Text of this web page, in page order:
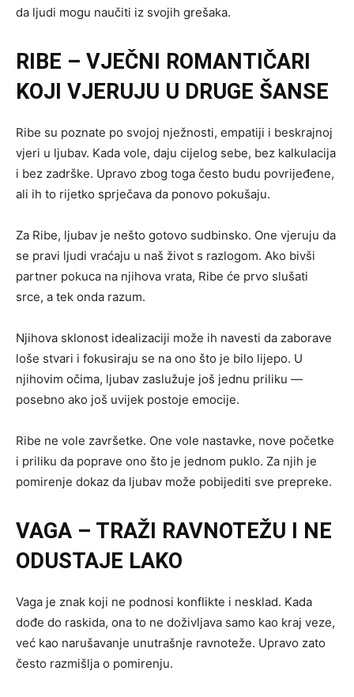
da ljudi mogu naučiti iz svojih grešaka.
RIBE – VJEČNI ROMANTIČARI
KOJI VJERUJU U DRUGE ŠANSE
Ribe su poznate po svojoj nježnosti, empatiji i beskrajnoj
vjeri u ljubav. Kada vole, daju cijelog sebe, bez kalkulacija
i bez zadrške. Upravo zbog toga često budu povrijeđene,
ali ih to rijetko sprječava da ponovo pokušaju.
Za Ribe, ljubav je nešto gotovo sudbinsko. One vjeruju da
se pravi ljudi vraćaju u naš život s razlogom. Ako bivši
partner pokuca na njihova vrata, Ribe će prvo slušati
srce, a tek onda razum.
Njihova sklonost idealizaciji može ih navesti da zaborave
loše stvari i fokusiraju se na ono što je bilo lijepo. U
njihovim očima, ljubav zaslužuje još jednu priliku —
posebno ako još uvijek postoje emocije.
Ribe ne vole završetke. One vole nastavke, nove početke
i priliku da poprave ono što je jednom puklo. Za njih je
pomirenje dokaz da ljubav može pobijediti sve prepreke.
VAGA – TRAŽI RAVNOTEŽU I NE
ODUSTAJE LAKO
Vaga je znak koji ne podnosi konflikte i nesklad. Kada
dođe do raskida, ona to ne doživljava samo kao kraj veze,
već kao narušavanje unutrašnje ravnoteže. Upravo zato
često razmišlja o pomirenju.